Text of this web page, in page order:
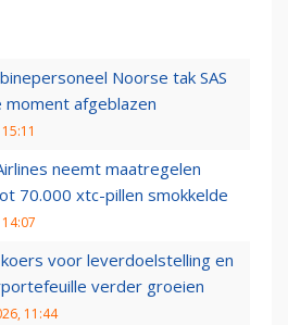
Noorse tak SAS
afgeblazen
neemt maatregelen
70.000 xtc-pillen smokkelde
voor leverdoelstelling en
verder groeien
11:44